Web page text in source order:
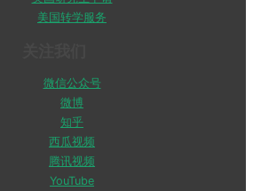
美国转学服务
微信公众号
微博
知乎
西瓜视频
腾讯视频
YouTube